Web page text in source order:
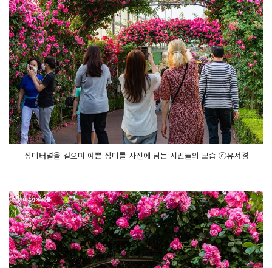
장미터널을 걸으며 예쁜 장미를 사진에 담는 시민들의 모습 ⓒ유서경